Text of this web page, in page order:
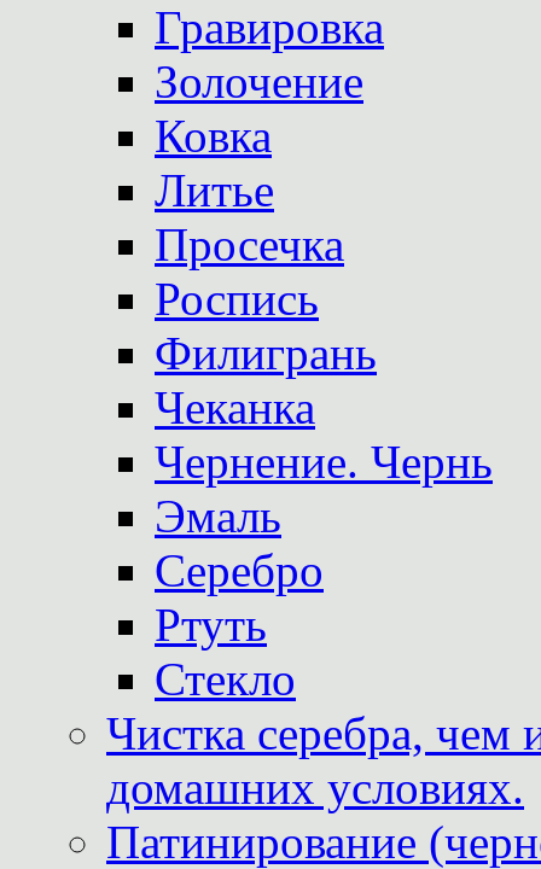
Гравировка
Золочение
Ковка
Литье
Просечка
Роспись
Филигрань
Чеканка
Чернение. Чернь
Эмаль
Серебро
Ртуть
Стекло
Чистка серебра, чем
домашних условиях.
Патинирование